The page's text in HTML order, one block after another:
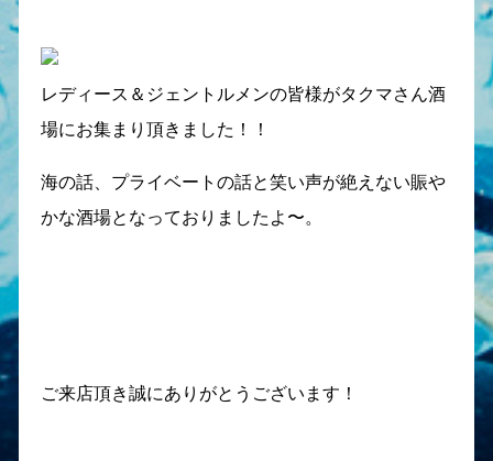
レディース＆ジェントルメンの皆様がタクマさん酒
場にお集まり頂きました！！
海の話、プライベートの話と笑い声が絶えない賑や
かな酒場となっておりましたよ〜。
ご来店頂き誠にありがとうございます！